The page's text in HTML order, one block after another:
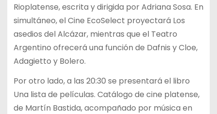
Rioplatense, escrita y dirigida por Adriana Sosa. En
simultáneo, el Cine EcoSelect proyectará Los
asedios del Alcázar, mientras que el Teatro
Argentino ofrecerá una función de Dafnis y Cloe,
Adagietto y Bolero.
Por otro lado, a las 20:30 se presentará el libro
Una lista de películas. Catálogo de cine platense,
de Martín Bastida, acompañado por música en